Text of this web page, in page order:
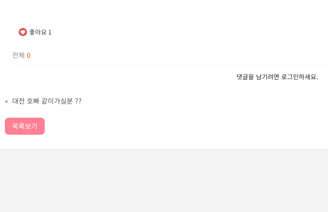
좋아요 1
전체 0
댓글을 남기려면 로그인하세요.
« 대전 호빠 같이가실분 ??
목록보기